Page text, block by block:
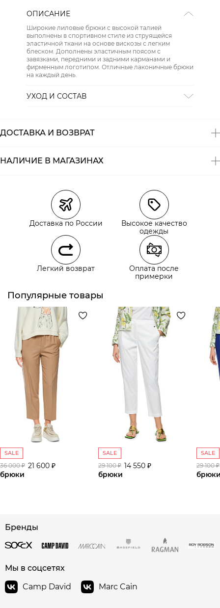
ОПИСАНИЕ
Широкие лиловые брюки с высокой талией
выполнены в спортивном стиле из струящейся
эластичной ткани на основе вискозы с легким
блеском. Дополнены эластичным поясом с
завязками, передними и задними карманами и
фирменным логотипом. Отличные лаконичные брюки
на каждый день.
УХОД И СОСТАВ
ДОСТАВКА И ВОЗВРАТ
Курьерская доставка СДЭК
Самовывоз из пункта выдачи СДЭК
Самовывоз из наших магазинов
Самовывоз из пункта выдачи СДЭК
НАЛИЧИЕ В МАГАЗИНАХ
Доставка по России
Высокое качество
одежды
Легкий возврат
Оплата после
примерки
Популярные товары
SALE
36 000 ₽ 21 600 ₽
брюки
SALE
29 100 ₽ 14 550 ₽
брюки
SALE
29 100 ₽
Бренды
Мы в соцсетях
Camp David
Marc Cain